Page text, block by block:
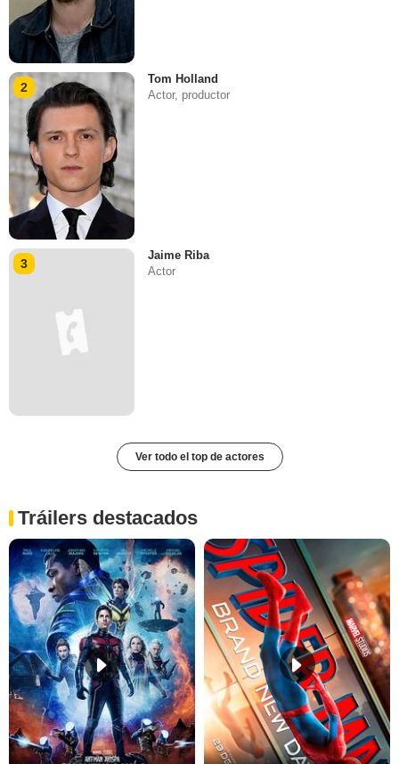
2
Tom Holland
Actor, productor
3
Jaime Riba
Actor
Ver todo el top de actores
Tráilers destacados